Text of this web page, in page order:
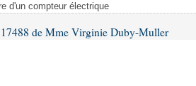
d'un compteur électrique
17488 de Mme Virginie Duby-Muller